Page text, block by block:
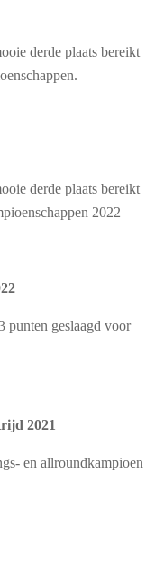
derde plaats bereikt
derde plaats bereikt
2022
punten geslaagd voor
2021
en allroundkampioen